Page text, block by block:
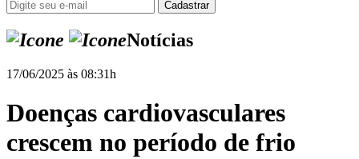
Notícias
17/06/2025 às 08:31h
Doenças cardiovasculares
crescem no período de frio